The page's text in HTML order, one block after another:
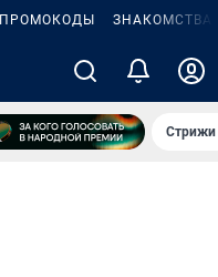
ПРОМОКОДЫ ЗНАКОМСТВА
Стрижи